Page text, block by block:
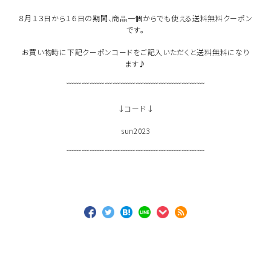
８月１３日から１６日の期間、商品一個からでも使える送料無料クーポン
です。
お買い物時に下記クーポンコードをご記入いただくと送料無料になり
ます♪
﹋﹋﹋﹋﹋﹋﹋﹋﹋﹋﹋﹋﹋﹋﹋﹋﹋﹋
↓コード↓
sun2023
﹋﹋﹋﹋﹋﹋﹋﹋﹋﹋﹋﹋﹋﹋﹋﹋﹋﹋